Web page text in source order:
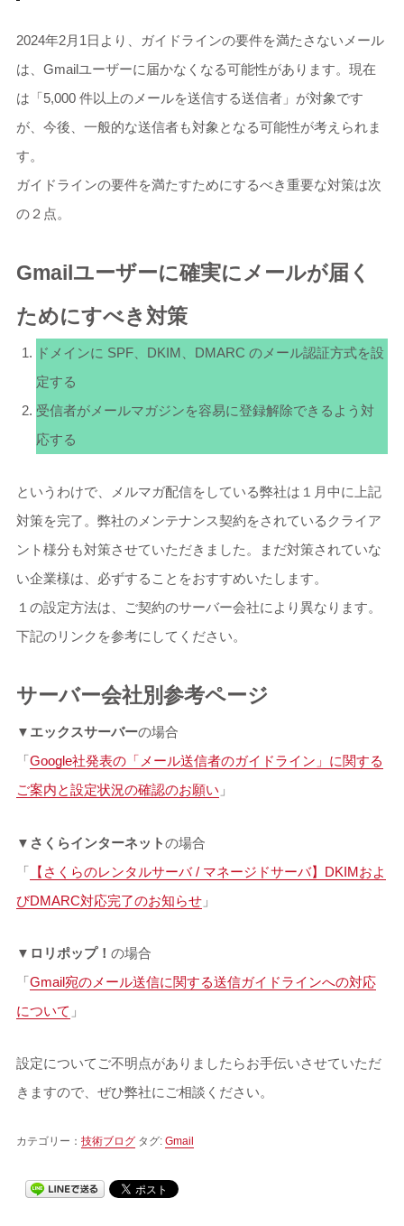
2024年2月1日より、ガイドラインの要件を満たさないメール
は、Gmailユーザーに届かなくなる可能性があります。現在
は「5,000 件以上のメールを送信する送信者」が対象です
が、今後、一般的な送信者も対象となる可能性が考えられま
す。
ガイドラインの要件を満たすためにするべき重要な対策は次
の２点。
Gmailユーザーに確実にメールが届く
ためにすべき対策
ドメインに SPF、DKIM、DMARC のメール認証方式を設
定する
受信者がメールマガジンを容易に登録解除できるよう対
応する
というわけで、メルマガ配信をしている弊社は１月中に上記
対策を完了。弊社のメンテナンス契約をされているクライア
ント様分も対策させていただきました。まだ対策されていな
い企業様は、必ずすることをおすすめいたします。
１の設定方法は、ご契約のサーバー会社により異なります。
下記のリンクを参考にしてください。
サーバー会社別参考ページ
▼ エックスサーバーの場合
「Google社発表の「メール送信者のガイドライン」に関する
ご案内と設定状況の確認のお願い 」
▼ さくらインターネットの場合
「 【さくらのレンタルサーバ / マネージドサーバ】DKIMおよ
びDMARC対応完了のお知らせ」
▼ ロリポップ！ の場合
「Gmail宛のメール送信に関する送信ガイドラインへの対応
について 」
設定についてご不明点がありましたらお手伝いさせていただ
きますので、ぜひ弊社にご相談ください。
カテゴリー： 技術ブログタグ: Gmail